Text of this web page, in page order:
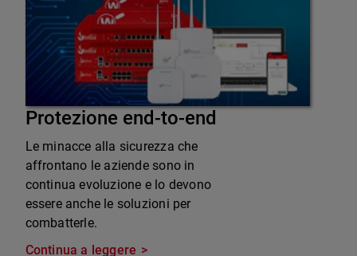
Protezione end-to-end
Le minacce alla sicurezza che
affrontano le aziende sono in
continua evoluzione e lo devono
essere anche le soluzioni per
combatterle.
Continua a leggere